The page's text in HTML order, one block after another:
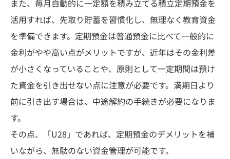
また、毎月自動的に一定額を積み立てる積立定期預金を
活用すれば、先取り貯蓄を習慣化し、無理なく教育資金
を準備できます。定期預金は普通預金に比べて一般的に
金利がやや高い点がメリットですが、近年はその金利差
が小さくなっていることや、原則として一定期間は預け
た資金を引き出せない点に注意が必要です。満期日より
前に引き出す場合は、中途解約の手続きが必要になりま
す。
その点、「U28」であれば、定期預金のデメリットを補
いながら、無駄のない資金管理が可能です。